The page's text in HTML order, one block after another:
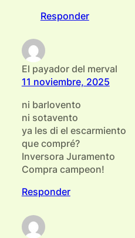
Responder
El payador del merval
11 noviembre, 2025
ni barlovento
ni sotavento
ya les di el escarmiento
que compré?
Inversora Juramento
Compra campeon!
Responder